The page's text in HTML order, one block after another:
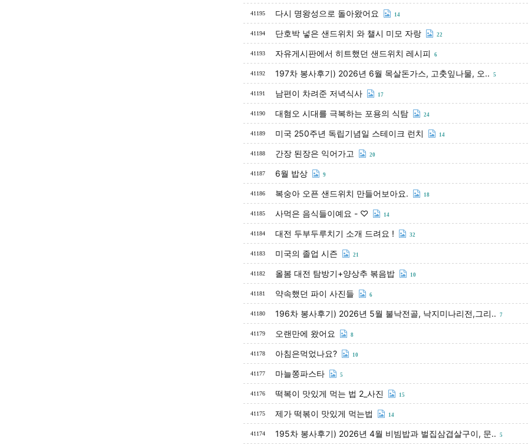
41195 다시 명왕성으로 돌아왔어요 14
41194 단호박 넣은 샌드위치 와 챌시 미모 자랑 22
41193 자유게시판에서 히트했던 샌드위치 레시피 6
41192 197차 봉사후기) 2026년 6월 목살돈가스, 고춧잎나물, 오.. 5
41191 남편이 차려준 저녁식사 17
41190 대혐오 시대를 극복하는 포용의 식탐 24
41189 미국 250주년 독립기념일 스테이크 런치 14
41188 간장 된장은 익어가고 20
41187 6월 밥상 9
41186 복숭아 오픈 샌드위치 만들어보아요. 18
41185 사먹은 음식들이예요 - ♡ 14
41184 대전 두부두루치기 소개 드려요 ! 32
41183 미국의 졸업 시즌 21
41182 올봄 대전 탐방기+양상추 볶음밥 10
41181 약속했던 파이 사진들 6
41180 196차 봉사후기) 2026년 5월 불낙전골, 낙지미나리전,그리.. 7
41179 오랜만에 왔어요 8
41178 아침은먹었나요? 10
41177 마늘쫑파스타 5
41176 떡복이 맛있게 먹는 법 2_사진 15
41175 제가 떡볶이 맛있게 먹는법 14
41174 195차 봉사후기) 2026년 4월 비빔밥과 벌집삼겹살구이, 문.. 5